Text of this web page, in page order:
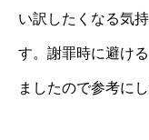
い訳したくなる気
す。謝罪時に避け
ましたので参考に